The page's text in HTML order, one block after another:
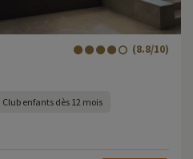
(8.8/10)
Club enfants dès 12 mois